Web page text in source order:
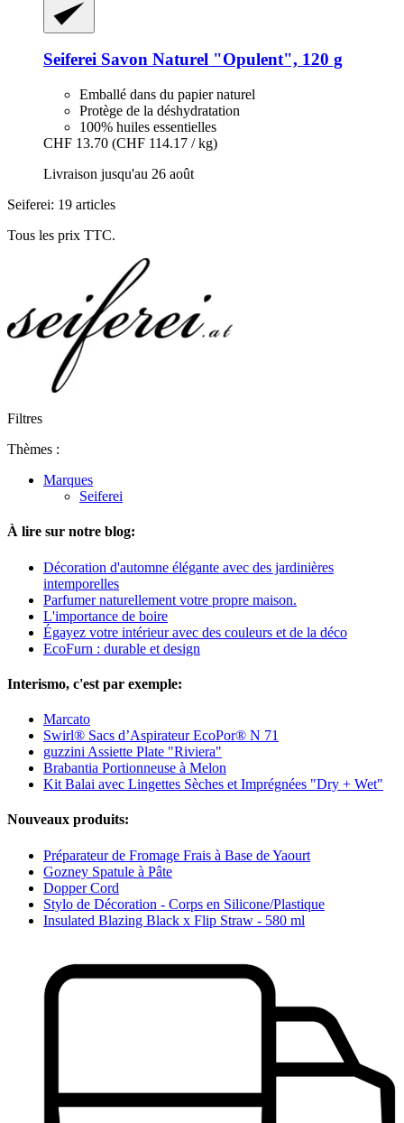
Seiferei Savon Naturel "Opulent", 120 g
Emballé dans du papier naturel
Protège de la déshydratation
100% huiles essentielles
CHF 13.70 (CHF 114.17 / kg)
Livraison jusqu'au 26 août
Seiferei: 19 articles
Tous les prix TTC.
Filtres
Thèmes :
Marques
Seiferei
À lire sur notre blog:
Décoration d'automne élégante avec des jardinières
intemporelles
Parfumer naturellement votre propre maison.
L'importance de boire
Égayez votre intérieur avec des couleurs et de la déco
EcoFurn : durable et design
Interismo, c'est par exemple:
Marcato
Swirl® Sacs d’Aspirateur EcoPor® N 71
guzzini Assiette Plate "Riviera"
Brabantia Portionneuse à Melon
Kit Balai avec Lingettes Sèches et Imprégnées "Dry + Wet"
Nouveaux produits:
Préparateur de Fromage Frais à Base de Yaourt
Gozney Spatule à Pâte
Dopper Cord
Stylo de Décoration - Corps en Silicone/Plastique
Insulated Blazing Black x Flip Straw - 580 ml